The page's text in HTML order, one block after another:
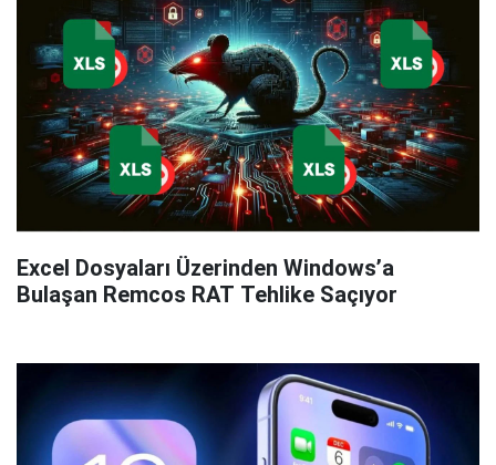
Excel Dosyaları Üzerinden Windows’a
Bulaşan Remcos RAT Tehlike Saçıyor